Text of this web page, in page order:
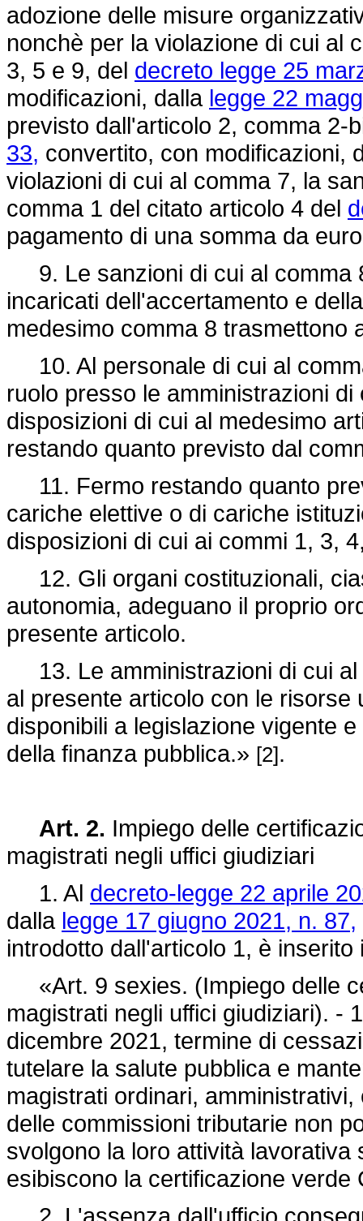
adozione delle misure
nonchè per la violazione di cui al
3, 5 e 9, del decreto legge 25
modificazioni, dalla legge 22
previsto dall'articolo 2, comma 2-
33, convertito, con modificazioni,
violazioni di cui al comma 7, la
comma 1 del citato articolo 4 del
pagamento di una somma da
9. Le sanzioni di cui al comma
incaricati dell'accertamento e
medesimo comma 8 trasmettono
10. Al personale di cui al
ruolo presso le amministrazioni
disposizioni di cui al medesimo
restando quanto previsto dal
11. Fermo restando quanto
cariche elettive o di cariche
disposizioni di cui ai commi 1, 3,
12. Gli organi costituzionali,
autonomia, adeguano il proprio
presente articolo.
13. Le amministrazioni di cui al
al presente articolo con le
disponibili a legislazione vigente
della finanza pubblica.» [2].
Art. 2. Impiego delle
magistrati negli uffici giudiziari
1. Al decreto-legge 22 aprile
dalla legge 17 giugno 2021, n. 87,
introdotto dall'articolo 1, è inserito
«Art. 9 sexies. (Impiego delle
magistrati negli uffici giudiziari). -
dicembre 2021, termine di
tutelare la salute pubblica e
magistrati ordinari,
delle commissioni tributarie non
svolgono la loro attività
esibiscono la certificazione